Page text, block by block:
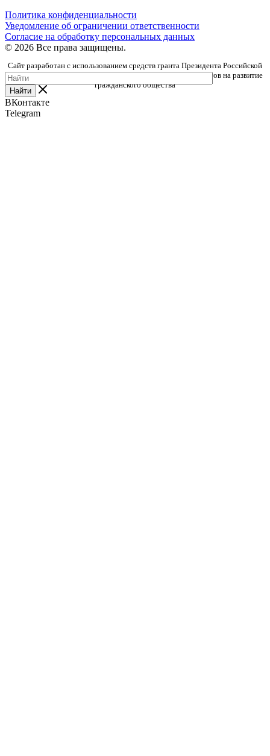
Политика конфиденциальности
Уведомление об ограничении ответственности
Согласие на обработку персональных данных
© 2026 Все права защищены.
Сайт разработан с использованием средств гранта Президента Российской
Федерации, предоставленного Фондом президентских грантов на развитие
гражданского общества
Найти
ВКонтакте
Telegram